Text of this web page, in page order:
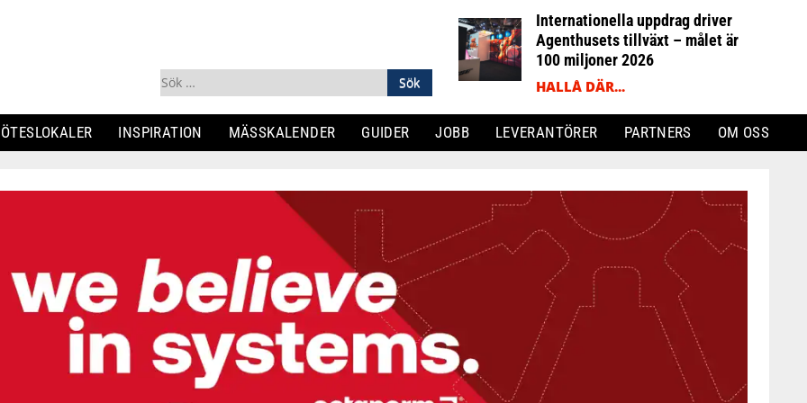
Sök
efter:
Internationella uppdrag driver
Agenthusets tillväxt – målet är
100 miljoner 2026
HALLÅ DÄR...
INSPIRATION MÄSSKALENDER GUIDER JOBB LEVERANTÖRER PARTNERS OM OSS